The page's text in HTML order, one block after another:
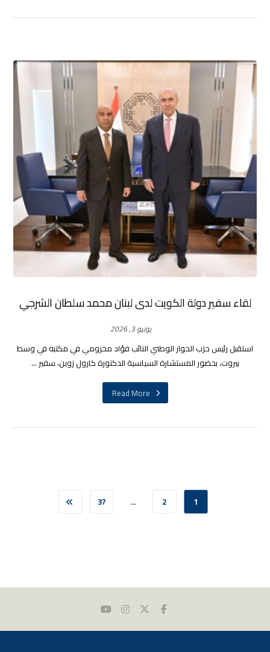
لقاء سفير دولة الكويت لدى لبنان محمد سلطان الشرجي
يونيو 3, 2026
استقبل رئيس حزب الحوار الوطني النائب فؤاد مخزومي في مكتبه في وسط
بيروت، بحضور المستشارة السياسية الدكتورة كارول زوين، سفير ...
Read More
1
2
…
37